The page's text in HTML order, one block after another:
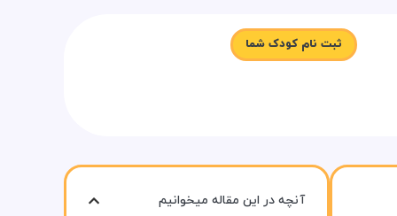
ثبت نام کودک شما
آنچه در این مقاله میخوانیم